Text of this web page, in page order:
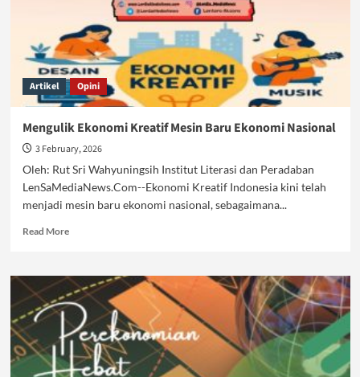
Artikel Opini
Mengulik Ekonomi Kreatif Mesin Baru Ekonomi Nasional
3 February, 2026
Oleh: Rut Sri Wahyuningsih Institut Literasi dan Peradaban
LenSaMediaNews.Com--Ekonomi Kreatif Indonesia kini telah
menjadi mesin baru ekonomi nasional, sebagaimana...
Read MoreRead
Mengulik
Ekonomi
Kreatif
Mesin
Baru
Ekonomi
Nasional